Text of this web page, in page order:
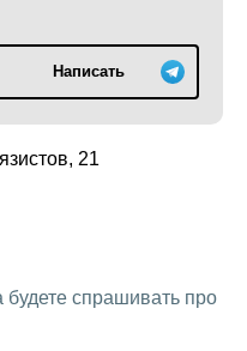
Написать
21
будете спрашивать про